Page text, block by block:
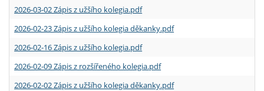
2026-03-02 Zápis z užšího kolegia.pdf
2026-02-23 Zápis z užšího kolegia děkanky.pdf
2026-02-16 Zápis z užšího kolegia.pdf
2026-02-09 Zápis z rozšířeného kolegia.pdf
2026-02-02 Zápis z užšího kolegia děkanky.pdf